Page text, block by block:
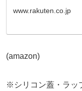
www.rakuten.co.jp
(amazon)
※シリコン蓋・ラッ